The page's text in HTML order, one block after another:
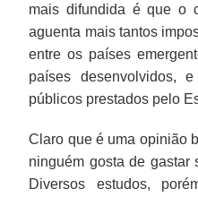
mais difundida é que o
aguenta mais tantos
entre os países
países desenvolvidos,
públicos prestados pelo
Claro que é uma opinião
ninguém gosta de gastar
Diversos estudos,